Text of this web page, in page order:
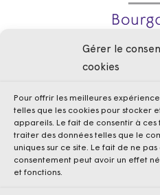
Gérer le
cookies
Pour offrir les meilleures
telles que les cookies pour stocker
appareils. Le fait de consentir à
traiter des données telles que le
uniques sur ce site. Le fait de ne
consentement peut avoir un effet
et fonctions.
Mentions légales Politique
Conditions